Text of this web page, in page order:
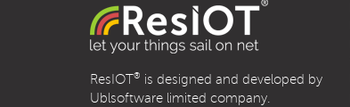
ResIOT® is designed and developed by
Ublsoftware limited company.